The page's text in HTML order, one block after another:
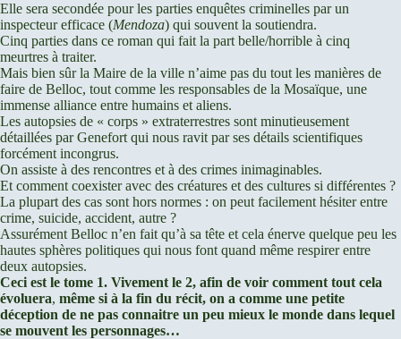
Elle sera secondée pour les parties enquêtes criminelles par un
inspecteur efficace (Mendoza) qui souvent la soutiendra.
Cinq parties dans ce roman qui fait la part belle/horrible à cinq
meurtres à traiter.
Mais bien sûr la Maire de la ville n’aime pas du tout les manières de
faire de Belloc, tout comme les responsables de la Mosaïque, une
immense alliance entre humains et aliens.
Les autopsies de « corps » extraterrestres sont minutieusement
détaillées par Genefort qui nous ravit par ses détails scientifiques
forcément incongrus.
On assiste à des rencontres et à des crimes inimaginables.
Et comment coexister avec des créatures et des cultures si différentes ?
La plupart des cas sont hors normes : on peut facilement hésiter entre
crime, suicide, accident, autre ?
Assurément Belloc n’en fait qu’à sa tête et cela énerve quelque peu les
hautes sphères politiques qui nous font quand même respirer entre
deux autopsies.
Ceci est le tome 1. Vivement le 2, afin de voir comment tout cela
évoluera, même si à la fin du récit, on a comme une petite
déception de ne pas connaitre un peu mieux le monde dans lequel
se mouvent les personnages…